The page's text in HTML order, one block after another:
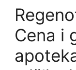
Cena i